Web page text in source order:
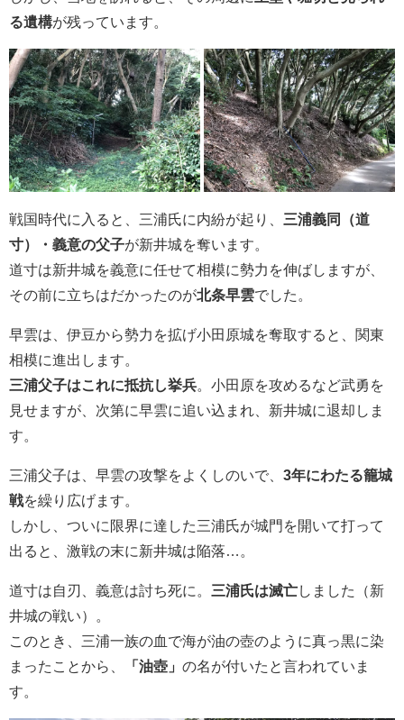
る遺構が残っています。
戦国時代に入ると、三浦氏に内紛が起り、 三浦義同（道
寸）・義意の父子が新井城を奪います。
道寸は新井城を義意に任せて相模に勢力を伸ばしますが、
その前に立ちはだかったのが北条早雲でした。
早雲は、伊豆から勢力を拡げ小田原城を奪取すると、関東
相模に進出します。
三浦父子はこれに抵抗し挙兵 。小田原を攻めるなど武勇を
見せますが、次第に早雲に追い込まれ、新井城に退却しま
す。
三浦父子は、早雲の攻撃をよくしのいで、 3年にわたる籠城
戦を繰り広げます。
しかし、ついに限界に達した三浦氏が城門を開いて打って
出ると、激戦の末に新井城は陥落…。
道寸は自刃、義意は討ち死に。 三浦氏は滅亡しました（新
井城の戦い）。
このとき、三浦一族の血で海が油の壺のように真っ黒に染
まったことから、
「油壺」 の名が付いたと言われていま
す。